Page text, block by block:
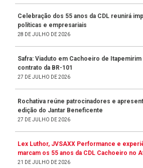
Celebração dos 55 anos da CDL reunirá
políticas e empresariais
28 DE JULHO DE 2026
Safra: Viaduto em Cachoeiro de
contrato da BR-101
27 DE JULHO DE 2026
Rochativa reúne patrocinadores e
edição do Jantar Beneficente
27 DE JULHO DE 2026
Lex Luthor, JVSAXX Performance e
marcam os 55 anos da CDL Cachoeiro no
21 DE JULHO DE 2026